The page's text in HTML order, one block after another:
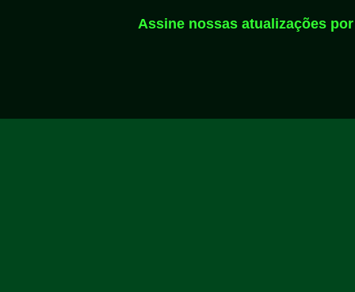
Assine nossas atualizações